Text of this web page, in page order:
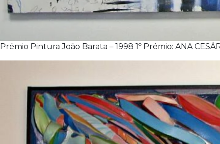
Prémio Pintura João Barata – 1998 1º Prémio: ANA